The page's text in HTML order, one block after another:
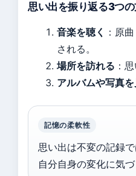
思い出を振り返る3つ
音楽を聴く ：原
される。
場所を訪れる ：
アルバムや写真
記憶の柔軟性
思い出は不変の記録
自分自身の変化に気づ